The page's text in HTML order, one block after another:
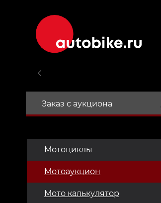
Заказ с аукциона
Мотоциклы
Мотоаукцион
Мото калькулятор